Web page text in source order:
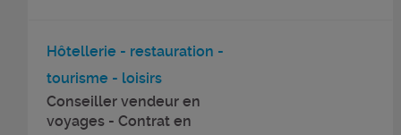
Hôtellerie - restauration -
tourisme - loisirs
Conseiller vendeur en
voyages - Contrat en